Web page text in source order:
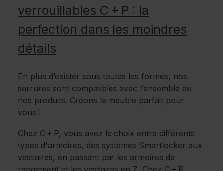
verrouillables C + P : la
perfection dans les moindres
détails
En plus d’exister sous toutes les formes, nos
serrures sont compatibles avec l’ensemble de
nos produits. Créons le meuble parfait pour
vous !
Chez C + P, vous avez le choix entre différents
types d'armoires, des systèmes Smartlocker aux
vestiaires, en passant par les armoires de